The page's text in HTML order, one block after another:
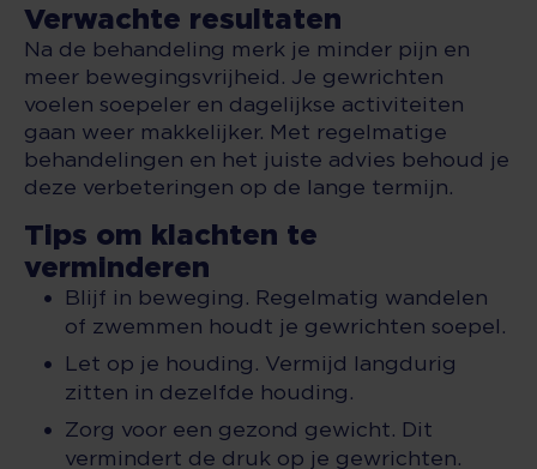
Verwachte resultaten
Na de behandeling merk je minder pijn en
meer bewegingsvrijheid. Je gewrichten
voelen soepeler en dagelijkse activiteiten
gaan weer makkelijker. Met regelmatige
behandelingen en het juiste advies behoud je
deze verbeteringen op de lange termijn.
Tips om klachten te
verminderen
Blijf in beweging. Regelmatig wandelen
of zwemmen houdt je gewrichten soepel.
Let op je houding. Vermijd langdurig
zitten in dezelfde houding.
Zorg voor een gezond gewicht. Dit
vermindert de druk op je gewrichten.